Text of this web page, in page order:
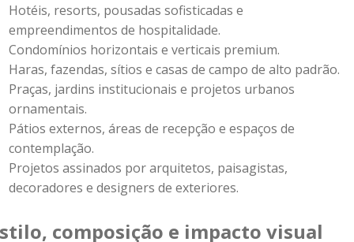
Hotéis, resorts, pousadas sofisticadas e
empreendimentos de hospitalidade.
Condomínios horizontais e verticais premium.
Haras, fazendas, sítios e casas de campo de alto padrão.
Praças, jardins institucionais e projetos urbanos
ornamentais.
Pátios externos, áreas de recepção e espaços de
contemplação.
Projetos assinados por arquitetos, paisagistas,
decoradores e designers de exteriores.
composição e impacto visual